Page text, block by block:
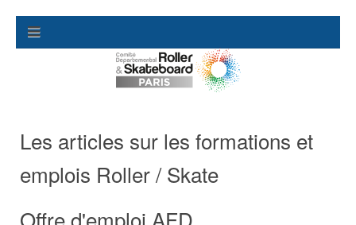
Les articles sur les formations et
emplois Roller / Skate
Offre d'emploi AFD